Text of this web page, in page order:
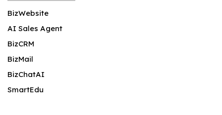
BizWebsite
AI Sales Agent
BizCRM
BizMail
BizChatAI
SmartEdu